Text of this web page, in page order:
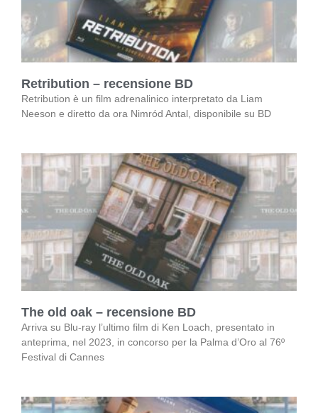
Retribution – recensione BD
Retribution è un film adrenalinico interpretato da Liam
Neeson e diretto da ora Nimród Antal, disponibile su BD
The old oak – recensione BD
Arriva su Blu-ray l’ultimo film di Ken Loach, presentato in
anteprima, nel 2023, in concorso per la Palma d’Oro al 76º
Festival di Cannes